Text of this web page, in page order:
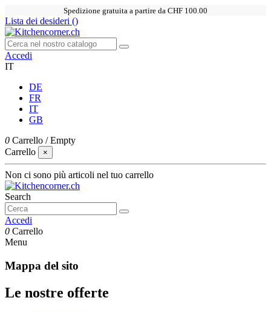
Spedizione gratuita a partire da CHF 100.00
Lista dei desideri ()
Accedi
IT
DE
FR
IT
GB
0 Carrello /Empty
Carrello
×
Non ci sono più articoli nel tuo carrello
Search
Accedi
0 Carrello
Menu
Mappa del sito
Le nostre offerte